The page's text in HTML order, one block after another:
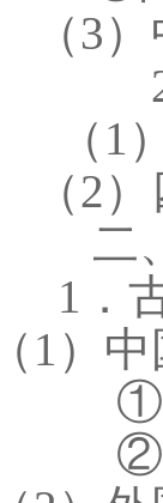
（3
（1
（2
二
1．
（1）
①
②